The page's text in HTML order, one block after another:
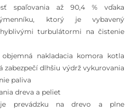
spaľovania až 90,4 % vďaka
ktorý je vybavený
turbulátormi na čistenie
objemná nakladacia komora kotla
zabezpečí dlhšiu výdrž vykurovania
paliva
dreva a peliet
prevádzku na drevo a plne